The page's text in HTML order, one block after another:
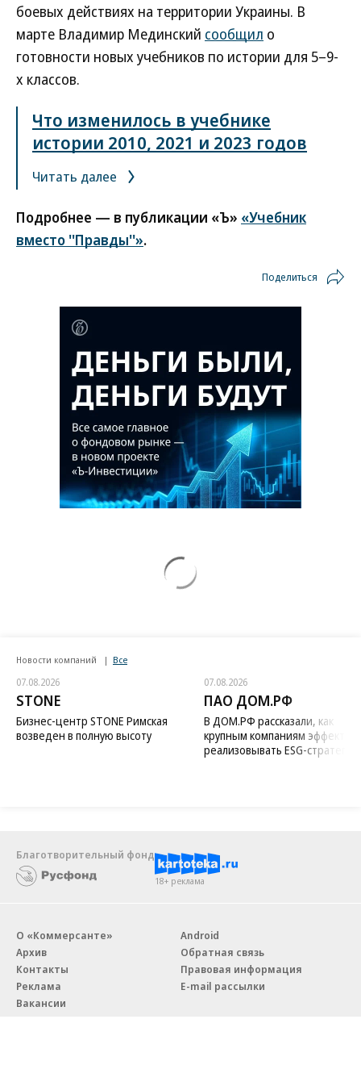
боевых действиях на территории Украины. В
марте Владимир Мединский сообщил о
готовности новых учебников по истории для 5–9-
х классов.
Что изменилось в учебнике
истории 2010, 2021 и 2023 годов
Читать далее
Подробнее — в публикации «Ъ» «Учебник
вместо ''Правды''».
Поделиться
Новости компаний Все
07.08.2026
STONE
Бизнес-центр STONE Римская
возведен в полную высоту
07.08.2026
ПАО ДОМ.РФ
В ДОМ.РФ рассказали, как
крупным компаниям
реализовывать ESG-стратегию
Благотворительный фонд
18+ реклама
О «Коммерсанте»
Архив
Контакты
Реклама
Вакансии
Android
Обратная связь
Правовая информация
E-mail рассылки